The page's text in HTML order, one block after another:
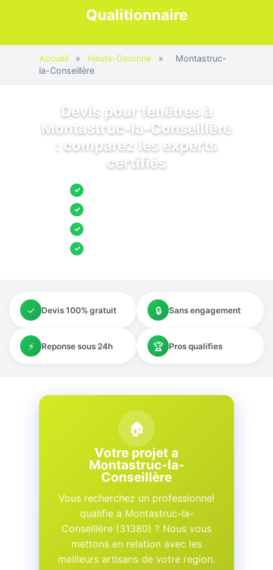
Qualitionnaire
Accueil » Haute-Garonne »
Montastruc-
la-Conseillère
Devis pour fenêtres à
Montastruc-la-Conseillère
: comparez les experts
certifiés
✓
✓
✓
✓
✓ Devis 100% gratuit 🔒 Sans engagement
⚡ Reponse sous 24h 🏆 Pros qualifies
🏠
Votre projet a
Montastruc-la-
Conseillère
Vous recherchez un professionnel
qualifie a Montastruc-la-
Conseillère (31380) ? Nous vous
mettons en relation avec les
meilleurs artisans de votre region.